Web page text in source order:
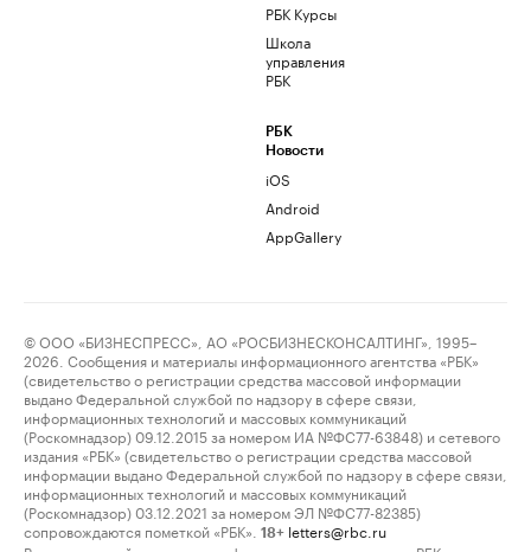
РБК Курсы
Школа
управления
РБК
РБК
Новости
iOS
Android
AppGallery
© ООО «БИЗНЕСПРЕСС», АО «РОСБИЗНЕСКОНСАЛТИНГ», 1995–
2026. Сообщения и материалы информационного агентства «РБК»
(свидетельство о регистрации средства массовой информации
выдано Федеральной службой по надзору в сфере связи,
информационных технологий и массовых коммуникаций
(Роскомнадзор) 09.12.2015 за номером ИА №ФС77-63848) и сетевого
издания «РБК» (свидетельство о регистрации средства массовой
информации выдано Федеральной службой по надзору в сфере связи,
информационных технологий и массовых коммуникаций
(Роскомнадзор) 03.12.2021 за номером ЭЛ №ФС77-82385)
сопровождаются пометкой «РБК».
18+ letters@rbc.ru